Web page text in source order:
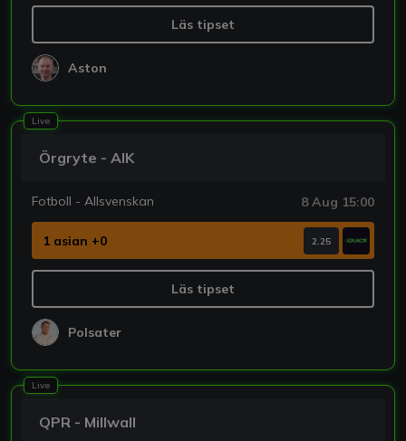
Läs tipset
Aston
Live
Örgryte - AIK
Fotboll - Allsvenskan 8 Aug 15:00
1 asian +0 2.25
Läs tipset
Polsater
Live
QPR - Millwall